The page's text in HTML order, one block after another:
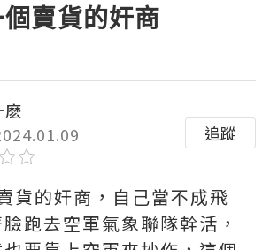
賣貨的奸商
麽
追蹤
貨的奸商，自己當不成飛
跑去空軍氣象聯隊幹活，